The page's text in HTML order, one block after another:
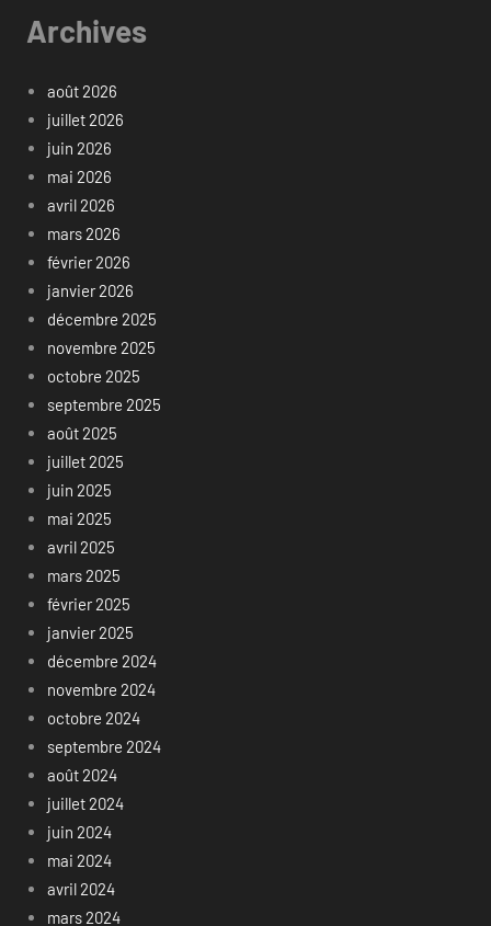
Archives
août 2026
juillet 2026
juin 2026
mai 2026
avril 2026
mars 2026
février 2026
janvier 2026
décembre 2025
novembre 2025
octobre 2025
septembre 2025
août 2025
juillet 2025
juin 2025
mai 2025
avril 2025
mars 2025
février 2025
janvier 2025
décembre 2024
novembre 2024
octobre 2024
septembre 2024
août 2024
juillet 2024
juin 2024
mai 2024
avril 2024
mars 2024